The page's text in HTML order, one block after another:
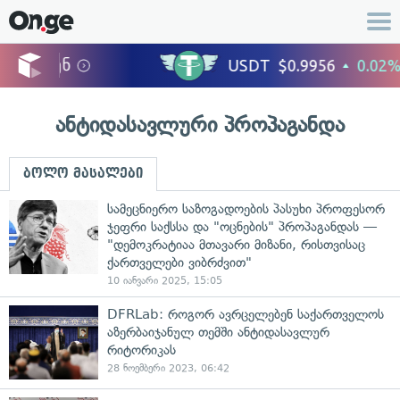
ანტიდასავლური პროპაგანდა
ბოლო მასალები
სამეცნიერო საზოგადოების პასუხი პროფესორ
ჯეფრი საქსსა და "ოცნების" პროპაგანდას —
"დემოკრატიაა მთავარი მიზანი, რისთვისაც
ქართველები ვიბრძვით"
10 იანვარი 2025, 15:05
DFRLab: როგორ ავრცელებენ საქართველოს
აზერბაიჯანულ თემში ანტიდასავლურ
რიტორიკას
28 ნოემბერი 2023, 06:42